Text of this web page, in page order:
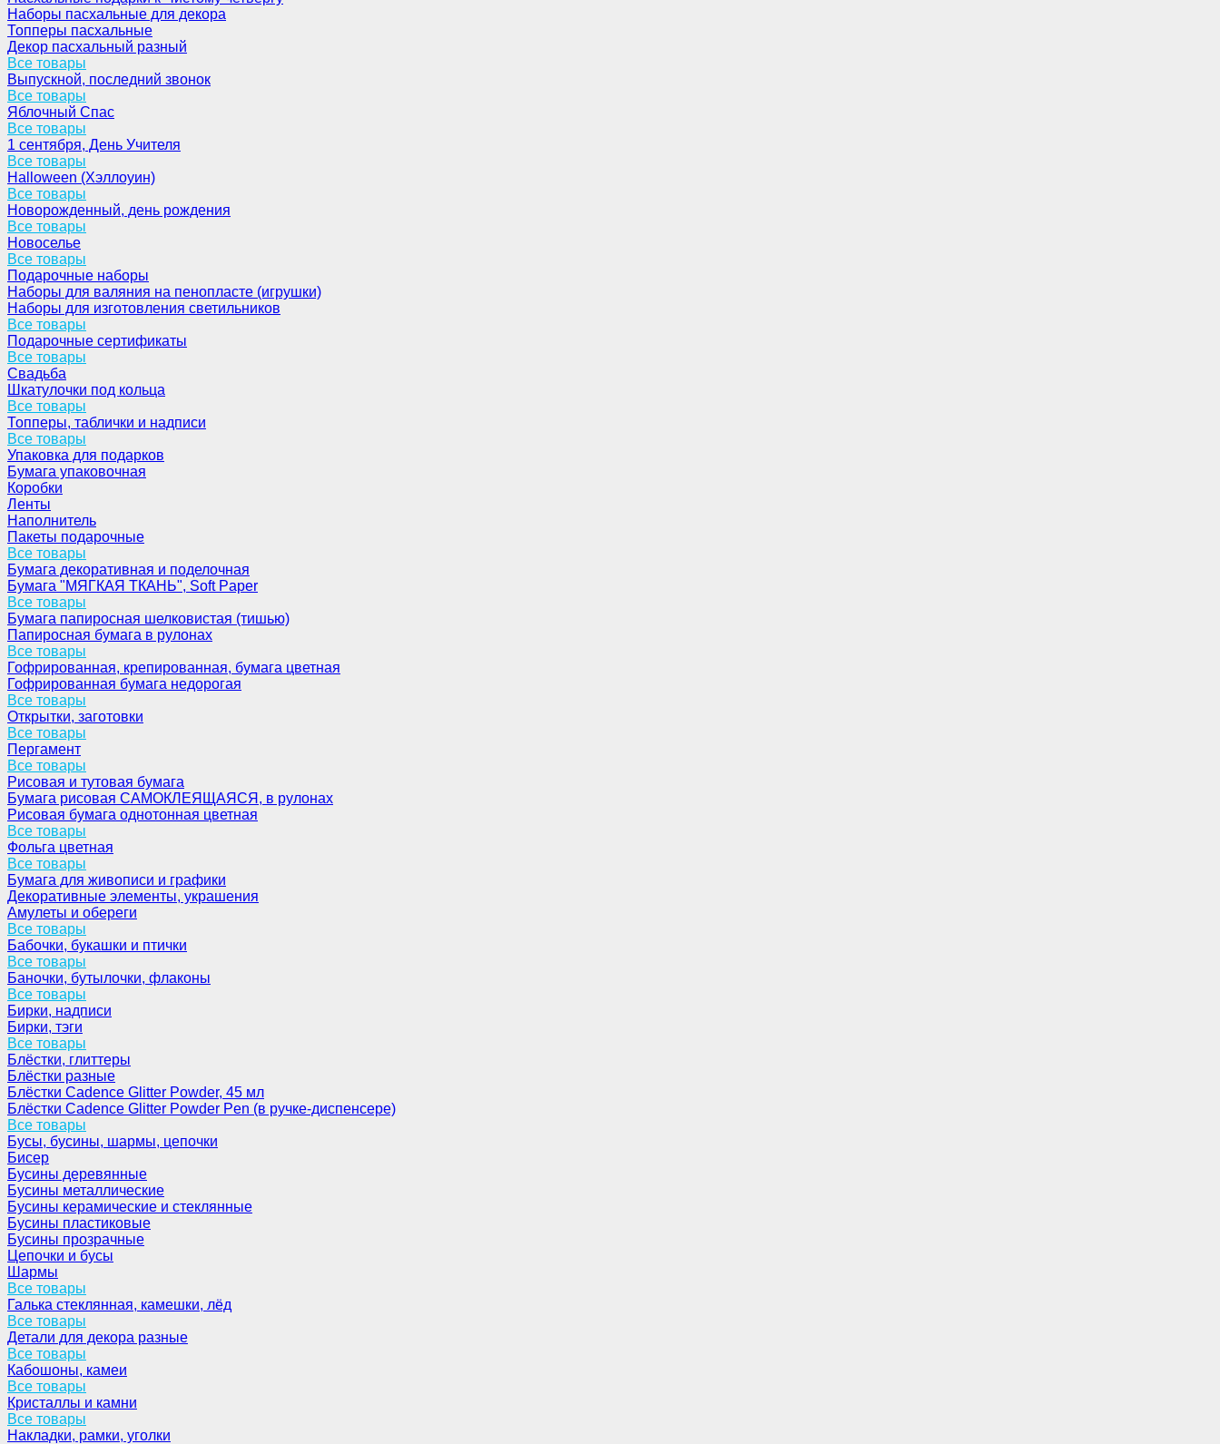
Наборы пасхальные для декора
Топперы пасхальные
Декор пасхальный разный
Все товары
Выпускной, последний звонок
Все товары
Яблочный Спас
Все товары
1 сентября, День Учителя
Все товары
Halloween (Хэллоуин)
Все товары
Новорожденный, день рождения
Все товары
Новоселье
Все товары
Подарочные наборы
Наборы для валяния на пенопласте (игрушки)
Наборы для изготовления светильников
Все товары
Подарочные сертификаты
Все товары
Свадьба
Шкатулочки под кольца
Все товары
Топперы, таблички и надписи
Все товары
Упаковка для подарков
Бумага упаковочная
Коробки
Ленты
Наполнитель
Пакеты подарочные
Все товары
Бумага декоративная и поделочная
Бумага "МЯГКАЯ ТКАНЬ", Soft Paper
Все товары
Бумага папиросная шелковистая (тишью)
Папиросная бумага в рулонах
Все товары
Гофрированная, крепированная, бумага цветная
Гофрированная бумага недорогая
Все товары
Открытки, заготовки
Все товары
Пергамент
Все товары
Рисовая и тутовая бумага
Бумага рисовая САМОКЛЕЯЩАЯСЯ, в рулонах
Рисовая бумага однотонная цветная
Все товары
Фольга цветная
Все товары
Бумага для живописи и графики
Декоративные элементы, украшения
Амулеты и обереги
Все товары
Бабочки, букашки и птички
Все товары
Баночки, бутылочки, флаконы
Все товары
Бирки, надписи
Бирки, тэги
Все товары
Блёстки, глиттеры
Блёстки разные
Блёстки Cadence Glitter Powder, 45 мл
Блёстки Cadence Glitter Powder Pen (в ручке-диспенсере)
Все товары
Бусы, бусины, шармы, цепочки
Бисер
Бусины деревянные
Бусины металлические
Бусины керамические и стеклянные
Бусины пластиковые
Бусины прозрачные
Цепочки и бусы
Шармы
Все товары
Галька стеклянная, камешки, лёд
Все товары
Детали для декора разные
Все товары
Кабошоны, камеи
Все товары
Кристаллы и камни
Все товары
Накладки, рамки, уголки